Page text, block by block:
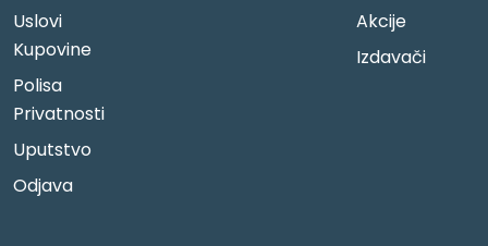
Uslovi
Kupovine
Polisa
Privatnosti
Uputstvo
Odjava
Akcije
Izdavači